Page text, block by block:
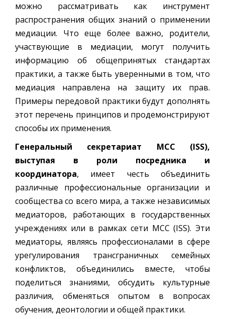
можно рассматривать как инструмент
распространения общих знаний о применении
медиации. Что еще более важно, родители,
участвующие в медиации, могут получить
информацию об общепринятых стандартах
практики, а также быть уверенными в том, что
медиация направлена на защиту их прав.
Примеры передовой практики будут дополнять
этот перечень принципов и продемонстрируют
способы их применения.
Генеральный секретариат МСС (ISS),
выступая в роли посредника и
координатора, имеет честь объединить
различные профессиональные организации и
сообщества со всего мира, а также независимых
медиаторов, работающих в государственных
учреждениях или в рамках сети МСС (ISS). Эти
медиаторы, являясь профессионалами в сфере
урегулирования трансграничных семейных
конфликтов, объединились вместе, чтобы
поделиться знаниями, обсудить культурные
различия, обменяться опытом в вопросах
обучения, деонтологии и общей практики.